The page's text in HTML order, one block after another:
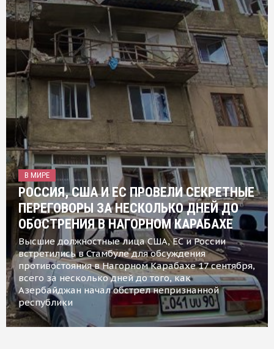
В МИРЕ
РОССИЯ, США И ЕС ПРОВЕЛИ СЕКРЕТНЫЕ
ПЕРЕГОВОРЫ ЗА НЕСКОЛЬКО ДНЕЙ ДО
ОБОСТРЕНИЯ В НАГОРНОМ КАРАБАХЕ
Высшие должностные лица США, ЕС и России
встретились в Стамбуле для обсуждения
противостояния в Нагорном Карабахе 17 сентября,
всего за несколько дней до того, как
Азербайджан начал обстрел непризнанной
республики